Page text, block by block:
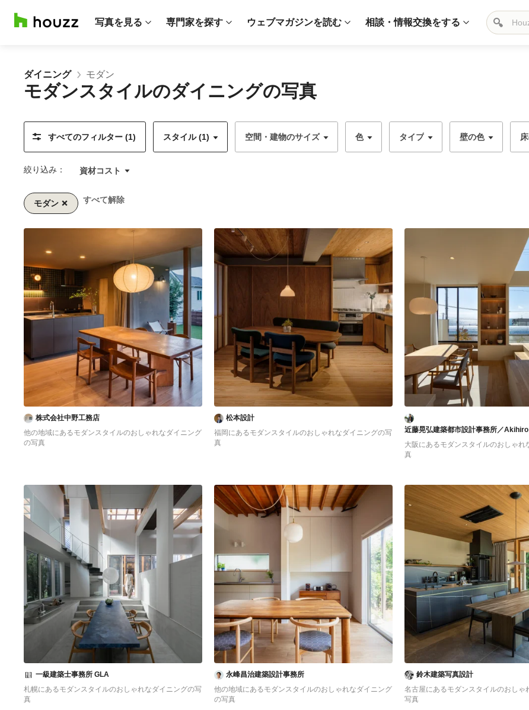
写真を見る 専門家を探す ウェブマガジンを読む 相談・情報交換をする
ダイニング モダン
モダンスタイルのダイニングの写真
すべてのフィルター (1) スタイル (1) 空間・建物のサイズ 色 タイプ 壁の色
絞り込み： 資材コスト
モダン すべて解除
株式会社中野工務店
他の地域にあるモダンスタイルのおしゃれなダイニング
の写真
松本設計
福岡にあるモダンスタイルのおしゃれなダイニングの写
真
近藤晃弘建築都市設計事務所／
大阪にあるモダンスタイルのおしゃれ
真
一級建築士事務所 GLA
札幌にあるモダンスタイルのおしゃれなダイニングの写
真
永峰昌治建築設計事務所
他の地域にあるモダンスタイルのおしゃれなダイニング
の写真
鈴木建築写真設計
名古屋にあるモダンスタイルのおしゃ
写真